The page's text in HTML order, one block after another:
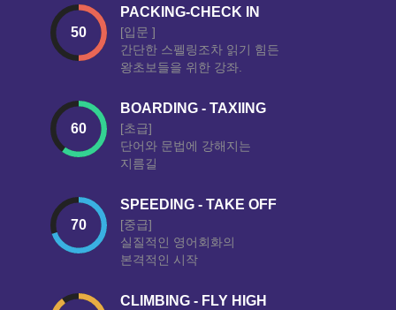
PACKING-CHECK IN
[입문 ]
간단한 스펠링조차 읽기 힘든
왕초보들을 위한 강좌.
BOARDING - TAXIING
[초급]
단어와 문법에 강해지는
지름길
SPEEDING - TAKE OFF
[중급]
실질적인 영어회화의
본격적인 시작
CLIMBING - FLY HIGH